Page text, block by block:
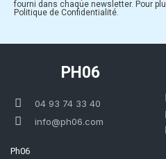
fourni dans chaque newsletter. Pour
Politique de Confidentialité.
PH06
04 93 74 33 40
info@ph06.com
Ph06